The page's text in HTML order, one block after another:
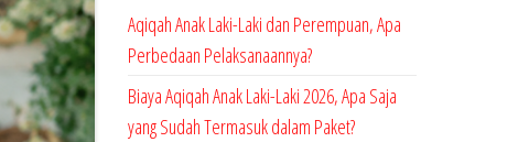
Aqiqah Anak Laki-Laki dan Perempuan, Apa
Perbedaan Pelaksanaannya?
Biaya Aqiqah Anak Laki-Laki 2026, Apa Saja
yang Sudah Termasuk dalam Paket?